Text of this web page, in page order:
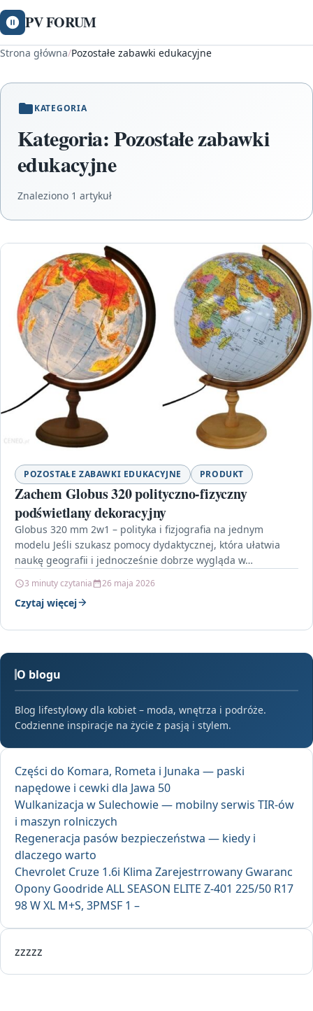
PV FORUM
Strona główna/Pozostałe zabawki edukacyjne
KATEGORIA
Kategoria:Pozostałe zabawki
edukacyjne
Znaleziono 1 artykuł
POZOSTAŁE ZABAWKI EDUKACYJNE PRODUKT
Zachem Globus 320 polityczno-fizyczny
podświetlany dekoracyjny
Globus 320 mm 2w1 – polityka i fizjografia na jednym
modelu Jeśli szukasz pomocy dydaktycznej, która ułatwia
naukę geografii i jednocześnie dobrze wygląda w…
3 minuty czytania 26 maja 2026
Czytaj więcej
O blogu
Blog lifestylowy dla kobiet – moda, wnętrza i podróże.
Codzienne inspiracje na życie z pasją i stylem.
Części do Komara, Rometa i Junaka — paski
napędowe i cewki dla Jawa 50
Wulkanizacja w Sulechowie — mobilny serwis TIR-ów
i maszyn rolniczych
Regeneracja pasów bezpieczeństwa — kiedy i
dlaczego warto
Chevrolet Cruze 1.6i Klima Zarejestrrowany Gwaranc
Opony Goodride ALL SEASON ELITE Z-401 225/50 R17
98 W XL M+S, 3PMSF 1 –
zzzzz